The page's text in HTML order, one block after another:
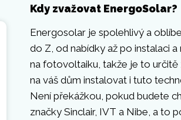
Kdy zvažovat EnergoSolar?
Energosolar je spolehlivý a
do Z, od nabídky až po instalaci
na fotovoltaiku, takže je to určitě
na váš dům instalovat i tuto
Není překážkou, pokud budete
značky Sinclair, IVT a Nibe, a to